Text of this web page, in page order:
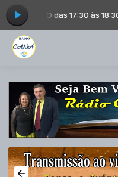
TRAJANO das 17:30 às 18:30